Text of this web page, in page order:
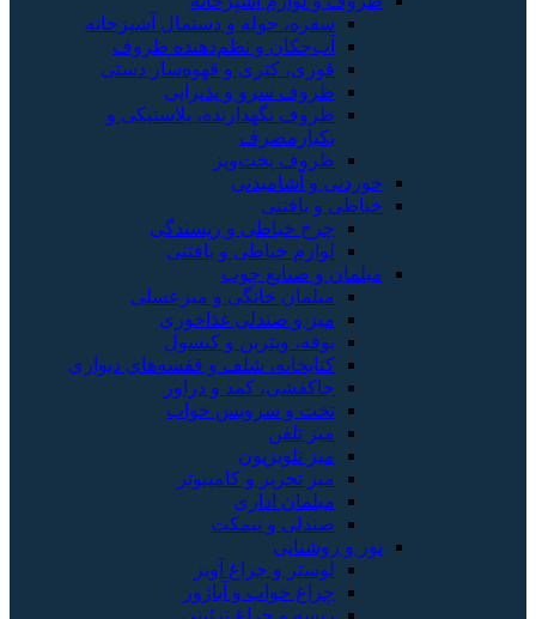
سفره، حوله و دستمال آشپزخانه
آب‌چکان و نظم‌دهنده ظروف
قوری، کتری و قهوه‌ساز دستی
ظروف سرو و پذیرایی
ظروف نگهدارنده، پلاستیکی و
یکبارمصرف
ظروف پخت‌وپز
خوردنی و آشامیدنی
خیاطی و بافتنی
چرخ خیاطی و ریسندگی
لوازم خیاطی و بافتنی
مبلمان و صنایع چوب
مبلمان خانگی و میزعسلی
میز و صندلی غذاخوری
بوفه، ویترین و کنسول
کتابخانه، شلف و قفسه‌های دیواری
جاکفشی، کمد و دراور
تخت و سرویس خواب
میز تلفن
میز تلویزیون
میز تحریر و کامپیوتر
مبلمان اداری
صندلی و نیمکت
نور و روشنایی
لوستر و چراغ آویز
چراغ خواب و آباژور